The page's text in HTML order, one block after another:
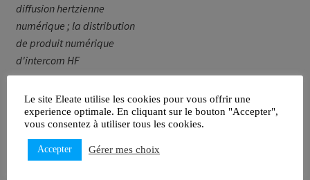
diffusion hertzienne
numérique ; la distribution
de produit numérique
d'intercom HF
Navigation
Le site Eleate utilise les cookies pour vous offrir une
experience optimale. En cliquant sur le bouton "Accepter",
vous consentez à utiliser tous les cookies.
Accepter Gérer mes choix